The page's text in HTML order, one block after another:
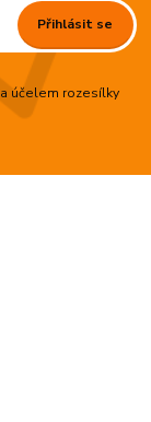
Přihlásit se
účelem rozesílky